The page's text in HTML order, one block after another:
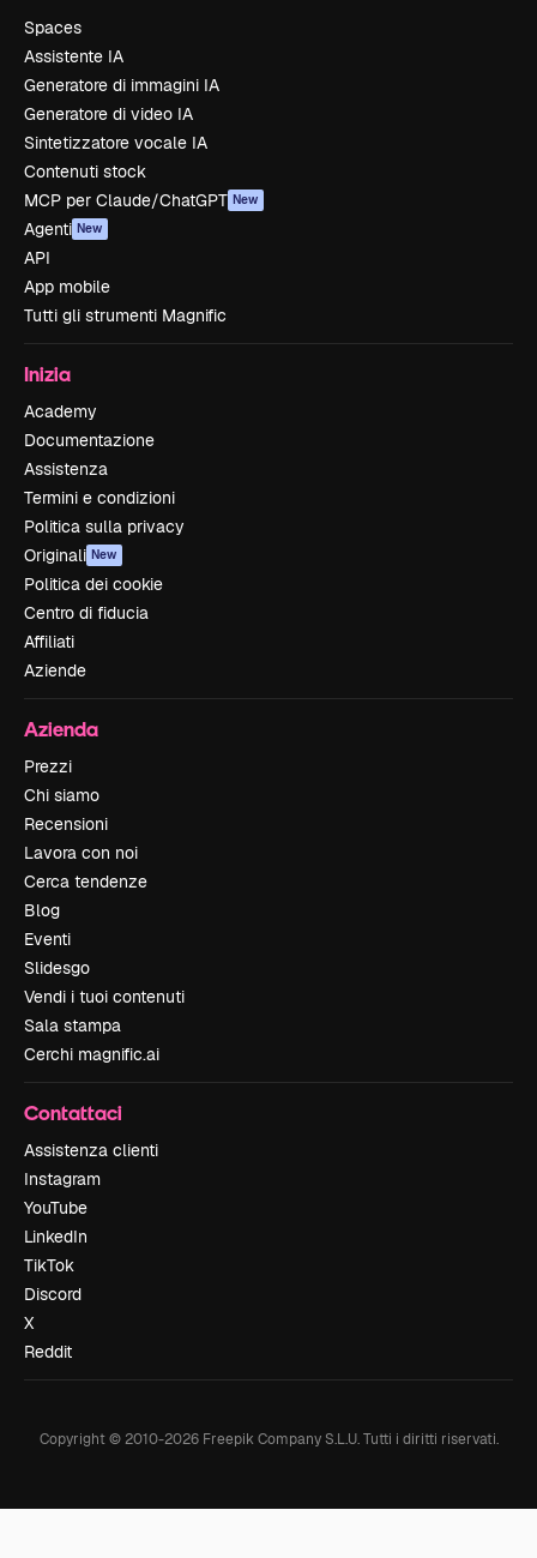
Spaces
Assistente IA
Generatore di immagini IA
Generatore di video IA
Sintetizzatore vocale IA
Contenuti stock
MCP per Claude/ChatGPT New
Agenti New
API
App mobile
Tutti gli strumenti Magnific
Inizia
Academy
Documentazione
Assistenza
Termini e condizioni
Politica sulla privacy
Originali New
Politica dei cookie
Centro di fiducia
Affiliati
Aziende
Azienda
Prezzi
Chi siamo
Recensioni
Lavora con noi
Cerca tendenze
Blog
Eventi
Slidesgo
Vendi i tuoi contenuti
Sala stampa
Cerchi magnific.ai
Contattaci
Assistenza clienti
Instagram
YouTube
LinkedIn
TikTok
Discord
X
Reddit
Copyright © 2010-2026Freepik Company S.L.U. Tutti i diritti riservati.